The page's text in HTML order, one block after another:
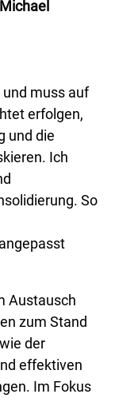
muss auf
erfolgen,
und die
Ich
So
Austausch
zum Stand
der
effektiven
Im Fokus